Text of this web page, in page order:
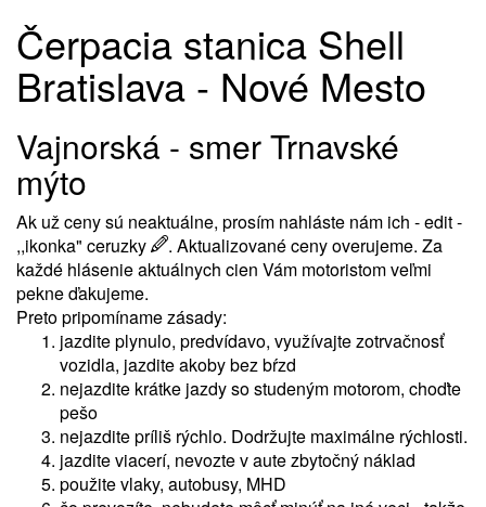
Čerpacia stanica Shell
Bratislava - Nové Mesto
Vajnorská - smer Trnavské
mýto
Ak už ceny sú neaktuálne, prosím nahláste nám ich - edit -
,,ikonka" ceruzky
. Aktualizované ceny overujeme. Za
každé hlásenie aktuálnych cien Vám motoristom veľmi
pekne ďakujeme.
Preto pripomíname zásady:
jazdite plynulo, predvídavo, využívajte zotrvačnosť
vozidla, jazdite akoby bez bŕzd
nejazdite krátke jazdy so studeným motorom, choďte
pešo
nejazdite príliš rýchlo. Dodržujte maximálne rýchlosti.
jazdite viacerí, nevozte v aute zbytočný náklad
použite vlaky, autobusy, MHD